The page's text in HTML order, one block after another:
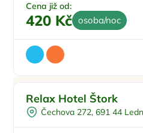
Cena již od:
420 Kč osoba/noc
Pro rodiny s dětmi
Venkovní bazén
Vířivka
Relax Hotel Štork
Čechova 272, 691 44